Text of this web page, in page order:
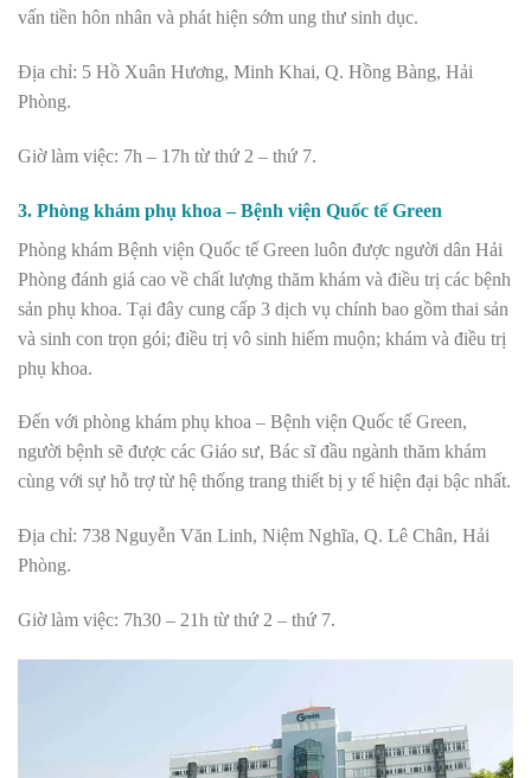
vấn tiền hôn nhân và phát hiện sớm ung thư sinh dục.
Địa chỉ: 5 Hồ Xuân Hương, Minh Khai, Q. Hồng Bàng, Hải
Phòng.
Giờ làm việc: 7h – 17h từ thứ 2 – thứ 7.
3. Phòng khám phụ khoa – Bệnh viện Quốc tế Green
Phòng khám Bệnh viện Quốc tế Green luôn được người dân Hải
Phòng đánh giá cao về chất lượng thăm khám và điều trị các bệnh
sản phụ khoa. Tại đây cung cấp 3 dịch vụ chính bao gồm thai sản
và sinh con trọn gói; điều trị vô sinh hiếm muộn; khám và điều trị
phụ khoa.
Đến với phòng khám phụ khoa – Bệnh viện Quốc tế Green,
người bệnh sẽ được các Giáo sư, Bác sĩ đầu ngành thăm khám
cùng với sự hỗ trợ từ hệ thống trang thiết bị y tế hiện đại bậc nhất.
Địa chỉ: 738 Nguyễn Văn Linh, Niệm Nghĩa, Q. Lê Chân, Hải
Phòng.
Giờ làm việc: 7h30 – 21h từ thứ 2 – thứ 7.